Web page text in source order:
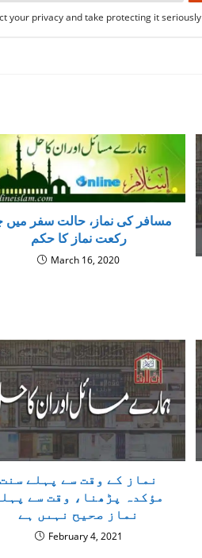
your privacy and take protecting it seriously
مسافر کی نماز، حالت سفر میں
رکعت نماز کا حکم
March 16, 2020
نماز کے وقت سے پہلے سنت
مؤکدہ پڑھنا، وقت سے
نماز صحيح نہىں ہے
February 4, 2021